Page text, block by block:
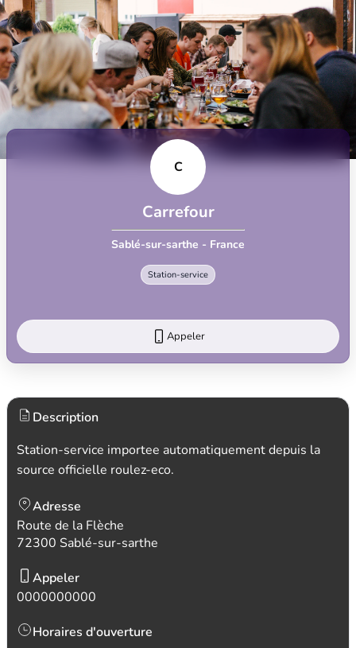
C
Carrefour
Sablé-sur-sarthe - France
Station-service
Appeler
Description
Station-service importee automatiquement depuis la
source officielle roulez-eco.
Adresse
Route de la Flèche
72300 Sablé-sur-sarthe
Appeler
0000000000
Horaires d'ouverture